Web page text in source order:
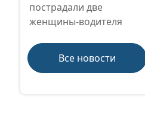
пострадали две
женщины-водителя
Все новости